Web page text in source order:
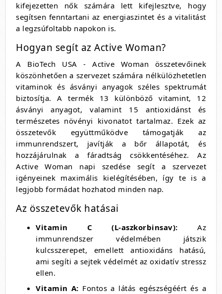
kifejezetten nők számára lett kifejlesztve, hogy
segítsen fenntartani az energiaszintet és a vitalitást
a legzsúfoltabb napokon is.
Hogyan segít az Active Woman?
A BioTech USA - Active Woman összetevőinek
köszönhetően a szervezet számára nélkülözhetetlen
vitaminok és ásványi anyagok széles spektrumát
biztosítja. A termék 13 különböző vitamint, 12
ásványi anyagot, valamint 15 antioxidánst és
természetes növényi kivonatot tartalmaz. Ezek az
összetevők együttműködve támogatják az
immunrendszert, javítják a bőr állapotát, és
hozzájárulnak a fáradtság csökkentéséhez. Az
Active Woman napi szedése segít a szervezet
igényeinek maximális kielégítésében, így te is a
legjobb formádat hozhatod minden nap.
Az összetevők hatásai
Vitamin C (L-aszkorbinsav): Az
immunrendszer védelmében játszik
kulcsszerepet, emellett antioxidáns hatású,
ami segíti a sejtek védelmét az oxidatív stressz
ellen.
Vitamin A: Fontos a látás egészségéért és a